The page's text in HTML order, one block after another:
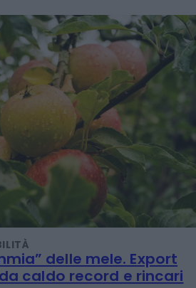
delle mele. Export
caldo record e rincari